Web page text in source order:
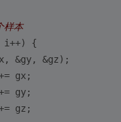
样本
i++) {
&gy, &gz);
gx;
gy;
gz;